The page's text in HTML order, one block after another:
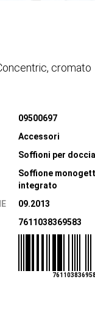
cromato
09500697
Accessori
Soffioni per doccia
Soffione
integrato
09.2013
7611038369583